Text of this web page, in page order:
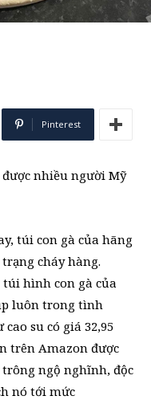
Pinterest
nhiều người Mỹ
hình con gà của
luôn trong tình
su có giá 32,95
trên Amazon được
ngộ nghĩnh, độc
nó tới mức